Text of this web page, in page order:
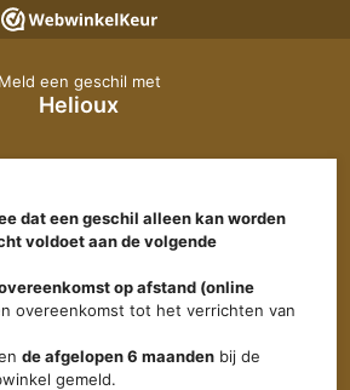
Meld een geschil met
Helioux
dat een geschil alleen kan worden
voldoet aan de volgende
op afstand (online
overeenkomst tot het verrichten van
de afgelopen 6 maanden bij de
gemeld.